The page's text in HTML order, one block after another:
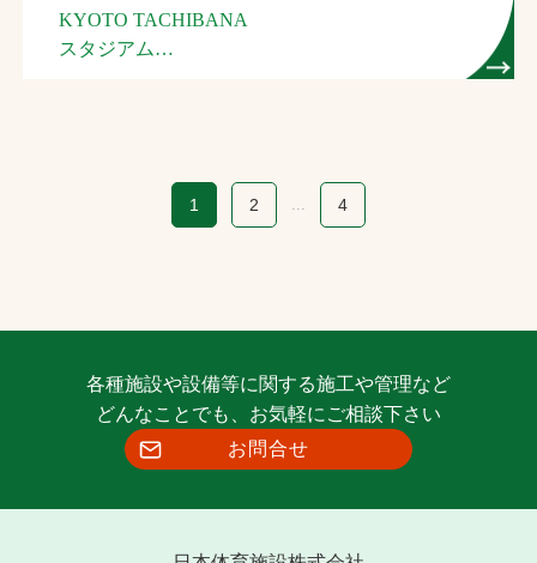
KYOTO TACHIBANA
スタジアム
1 2 ... 4
各種施設や設備等に関する施工や管理など
どんなことでも、お気軽にご相談下さい
お問合せ